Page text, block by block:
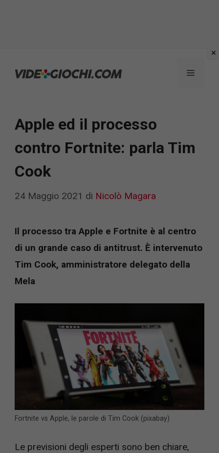
Menu
Apple ed il processo
contro Fortnite: parla Tim
Cook
24 Maggio 2021 di Nicolò Magara
Il processo tra Apple e Fortnite è al centro
di un grande caso di antitrust. È intervenuto
Tim Cook, amministratore delegato della
Mela
Fortnite vs Apple, le parole di Tim Cook (pixabay)
Le previsioni degli esperti sono ben chiare,